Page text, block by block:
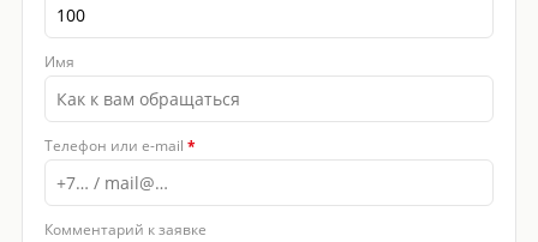
Имя
Телефон или e-mail *
Комментарий к заявке